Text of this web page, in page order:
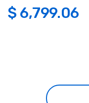
$ 6,799.06